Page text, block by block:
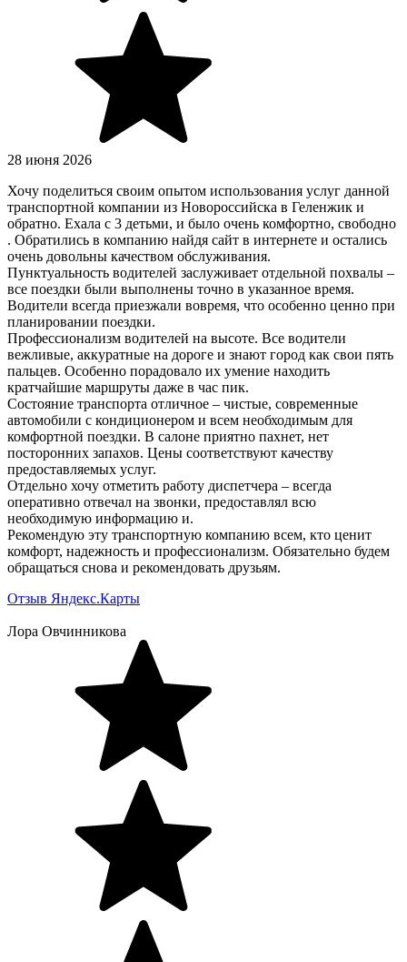
28 июня 2026
Хочу поделиться своим опытом использования услуг данной
транспортной компании из Новороссийска в Геленжик и
обратно. Ехала с 3 детьми, и было очень комфортно, свободно
. Обратились в компанию найдя сайт в интернете и остались
очень довольны качеством обслуживания.
Пунктуальность водителей заслуживает отдельной похвалы –
все поездки были выполнены точно в указанное время.
Водители всегда приезжали вовремя, что особенно ценно при
планировании поездки.
Профессионализм водителей на высоте. Все водители
вежливые, аккуратные на дороге и знают город как свои пять
пальцев. Особенно порадовало их умение находить
кратчайшие маршруты даже в час пик.
Состояние транспорта отличное – чистые, современные
автомобили с кондиционером и всем необходимым для
комфортной поездки. В салоне приятно пахнет, нет
посторонних запахов. Цены соответствуют качеству
предоставляемых услуг.
Отдельно хочу отметить работу диспетчера – всегда
оперативно отвечал на звонки, предоставлял всю
необходимую информацию и.
Рекомендую эту транспортную компанию всем, кто ценит
комфорт, надежность и профессионализм. Обязательно будем
обращаться снова и рекомендовать друзьям.
Отзыв Яндекс.Карты
Лора Овчинникова